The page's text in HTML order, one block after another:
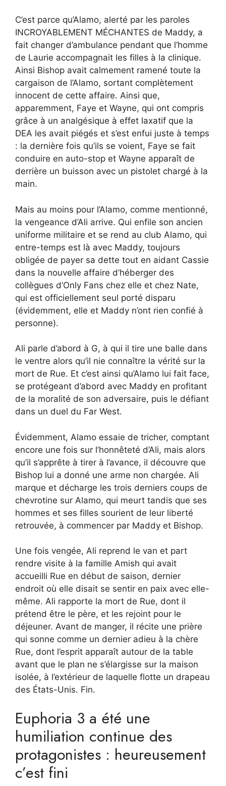
C’est parce qu’Alamo, alerté par les paroles
INCROYABLEMENT MÉCHANTES de Maddy, a
fait changer d’ambulance pendant que l’homme
de Laurie accompagnait les filles à la clinique.
Ainsi Bishop avait calmement ramené toute la
cargaison de l’Alamo, sortant complètement
innocent de cette affaire. Ainsi que,
apparemment, Faye et Wayne, qui ont compris
grâce à un analgésique à effet laxatif que la
DEA les avait piégés et s’est enfui juste à temps
: la dernière fois qu’ils se voient, Faye se fait
conduire en auto-stop et Wayne apparaît de
derrière un buisson avec un pistolet chargé à la
main.
Mais au moins pour l’Alamo, comme mentionné,
la vengeance d’Ali arrive. Qui enfile son ancien
uniforme militaire et se rend au club Alamo, qui
entre-temps est là avec Maddy, toujours
obligée de payer sa dette tout en aidant Cassie
dans la nouvelle affaire d’héberger des
collègues d’Only Fans chez elle et chez Nate,
qui est officiellement seul porté disparu
(évidemment, elle et Maddy n’ont rien confié à
personne).
Ali parle d’abord à G, à qui il tire une balle dans
le ventre alors qu’il nie connaître la vérité sur la
mort de Rue. Et c’est ainsi qu’Alamo lui fait face,
se protégeant d’abord avec Maddy en profitant
de la moralité de son adversaire, puis le défiant
dans un duel du Far West.
Évidemment, Alamo essaie de tricher, comptant
encore une fois sur l’honnêteté d’Ali, mais alors
qu’il s’apprête à tirer à l’avance, il découvre que
Bishop lui a donné une arme non chargée. Ali
marque et décharge les trois derniers coups de
chevrotine sur Alamo, qui meurt tandis que ses
hommes et ses filles sourient de leur liberté
retrouvée, à commencer par Maddy et Bishop.
Une fois vengée, Ali reprend le van et part
rendre visite à la famille Amish qui avait
accueilli Rue en début de saison, dernier
endroit où elle disait se sentir en paix avec elle-
même. Ali rapporte la mort de Rue, dont il
prétend être le père, et les rejoint pour le
déjeuner. Avant de manger, il récite une prière
qui sonne comme un dernier adieu à la chère
Rue, dont l’esprit apparaît autour de la table
avant que le plan ne s’élargisse sur la maison
isolée, à l’extérieur de laquelle flotte un drapeau
des États-Unis. Fin.
Euphoria 3 a été une
humiliation continue des
protagonistes : heureusement
c’est fini